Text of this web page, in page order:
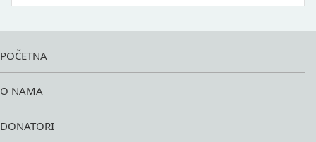
POČETNA
O NAMA
DONATORI